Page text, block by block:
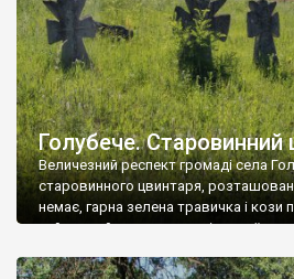
Голубече. Старовинний
Величезний респект громаді села
старовинного цвинтаря,
немає, гарна зелена травичка і кози
найкращий регулятор шкідливої,
бруньками, кози ті бруньки